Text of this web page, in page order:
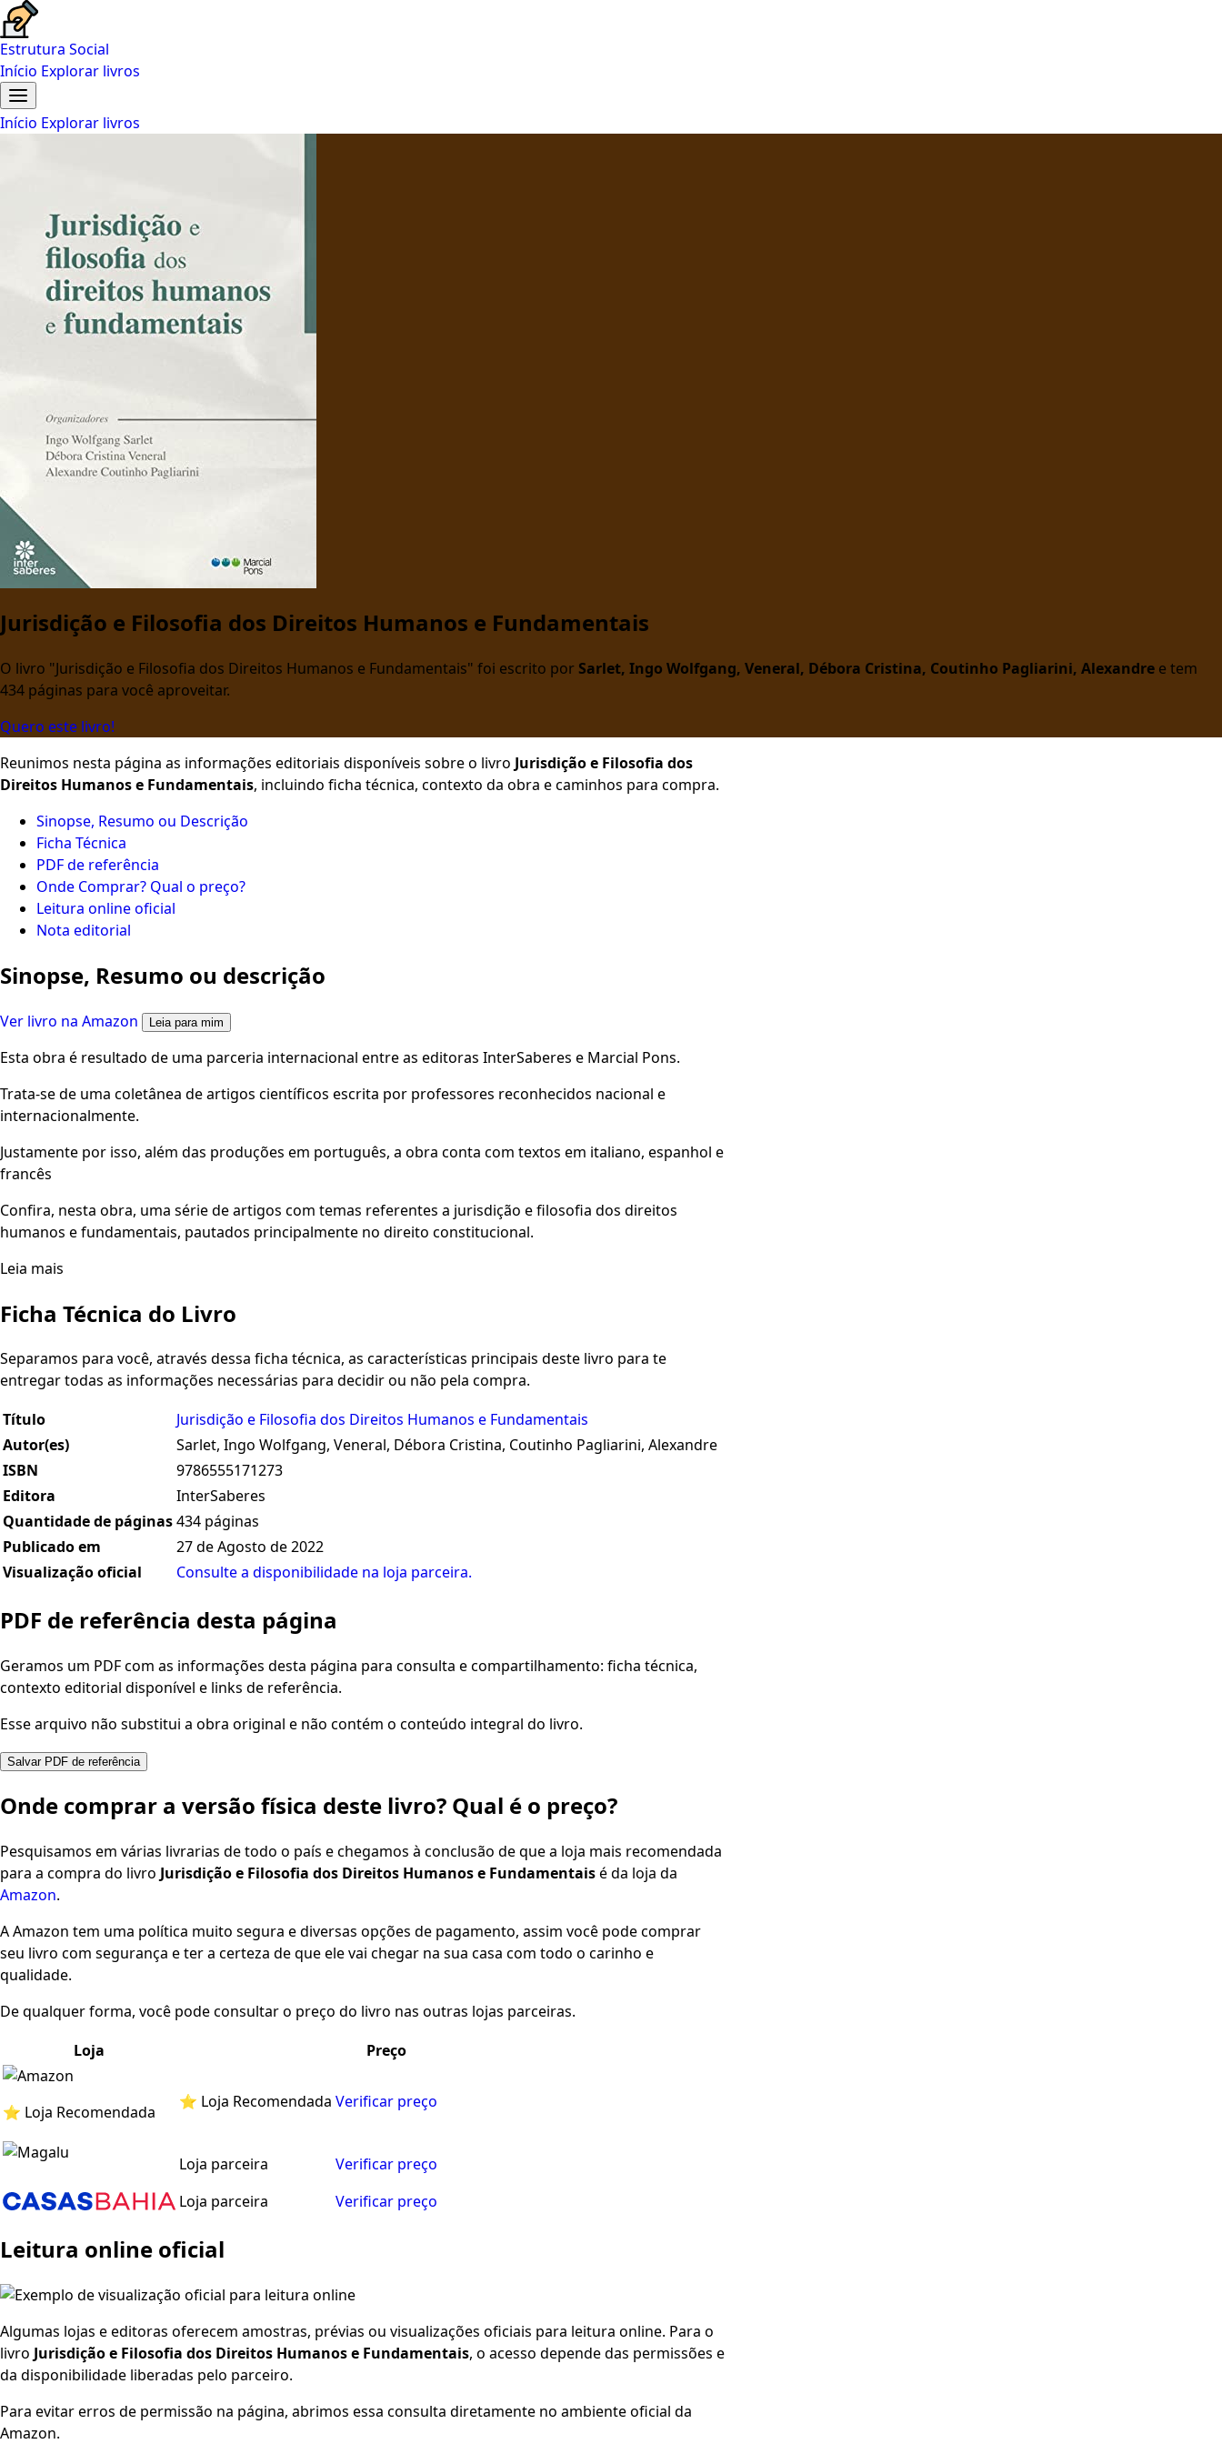
Estrutura Social
Início Explorar livros
Início Explorar livros
Jurisdição e Filosofia dos Direitos Humanos e Fundamentais
O livro "Jurisdição e Filosofia dos Direitos Humanos e Fundamentais" foi escrito por Sarlet, Ingo Wolfgang, Veneral, Débora Cristina, Coutinho Pagliarini, Alexandre e tem
434 páginas para você aproveitar.
Quero este livro!
Reunimos nesta página as informações editoriais disponíveis sobre o livro Jurisdição e Filosofia dos
Direitos Humanos e Fundamentais, incluindo ficha técnica, contexto da obra e caminhos para compra.
Sinopse, Resumo ou Descrição
Ficha Técnica
PDF de referência
Onde Comprar? Qual o preço?
Leitura online oficial
Nota editorial
Sinopse, Resumo ou descrição
Ver livro na Amazon Leia para mim
Esta obra é resultado de uma parceria internacional entre as editoras InterSaberes e Marcial Pons.
Trata-se de uma coletânea de artigos científicos escrita por professores reconhecidos nacional e
internacionalmente.
Justamente por isso, além das produções em português, a obra conta com textos em italiano, espanhol e
francês
Confira, nesta obra, uma série de artigos com temas referentes a jurisdição e filosofia dos direitos
humanos e fundamentais, pautados principalmente no direito constitucional.
Leia mais
Ficha Técnica do Livro
Separamos para você, através dessa ficha técnica, as características principais deste livro para te
entregar todas as informações necessárias para decidir ou não pela compra.
Título
Jurisdição e Filosofia dos Direitos Humanos e Fundamentais
Autor(es)
Sarlet, Ingo Wolfgang, Veneral, Débora Cristina, Coutinho Pagliarini, Alexandre
ISBN
9786555171273
Editora
InterSaberes
Quantidade de páginas434 páginas
Publicado em
27 de Agosto de 2022
Visualização oficial
Consulte a disponibilidade na loja parceira.
PDF de referência desta página
Geramos um PDF com as informações desta página para consulta e compartilhamento: ficha técnica,
contexto editorial disponível e links de referência.
Esse arquivo não substitui a obra original e não contém o conteúdo integral do livro.
Salvar PDF de referência
Onde comprar a versão física deste livro? Qual é o preço?
Pesquisamos em várias livrarias de todo o país e chegamos à conclusão de que a loja mais recomendada
para a compra do livro Jurisdição e Filosofia dos Direitos Humanos e Fundamentaisé da loja da
Amazon.
A Amazon tem uma política muito segura e diversas opções de pagamento, assim você pode comprar
seu livro com segurança e ter a certeza de que ele vai chegar na sua casa com todo o carinho e
qualidade.
De qualquer forma, você pode consultar o preço do livro nas outras lojas parceiras.
Loja
Preço
⭐ Loja Recomendada
⭐ Loja Recomendada Verificar preço
Loja parceira
Verificar preço
Loja parceira
Verificar preço
Leitura online oficial
Algumas lojas e editoras oferecem amostras, prévias ou visualizações oficiais para leitura online. Para o
livro Jurisdição e Filosofia dos Direitos Humanos e Fundamentais, o acesso depende das permissões e
da disponibilidade liberadas pelo parceiro.
Para evitar erros de permissão na página, abrimos essa consulta diretamente no ambiente oficial da
Amazon.